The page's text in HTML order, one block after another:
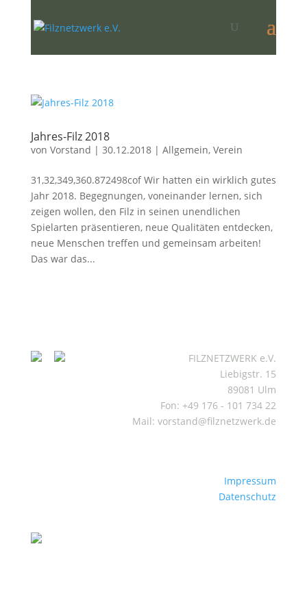
Jahres-Filz 2018
von Vorstand | 30.12.2018| Allgemein, Verein
31,32,349,360.872498cof Wir hatten ein wirklich gutes
Jahr 2018. Begegnungen, voneinander lernen, sich
zeigen wollen, den Filz in seinen unendlichen
Spielarten präsentieren, neue Qualitäten entdecken,
neue Menschen treffen und gemeinsam arbeiten!
Das war das...
FILZNETZWERK e.V.
Liebigstr. 15
89081 Ulm
Fon: +49 176 - 101 734 22
Mail: vorstand@filznetzwerk.de
Impressum
Datenschutz